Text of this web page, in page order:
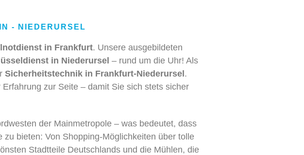
- NIEDERURSEL
in Frankfurt. Unsere ausgebildeten
in Niederursel – rund um die Uhr! Als
Sicherheitstechnik in Frankfurt-Niederursel .
zur Seite – damit Sie sich stets sicher
der Mainmetropole – was bedeutet, dass
bieten: Von Shopping-Möglichkeiten über tolle
Stadtteile Deutschlands und die Mühlen, die